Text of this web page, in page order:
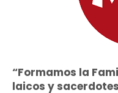
“Formamos la
laicos y